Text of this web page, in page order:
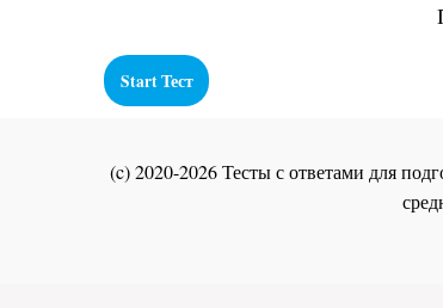
(c) 2020-2026 Тесты с ответами для